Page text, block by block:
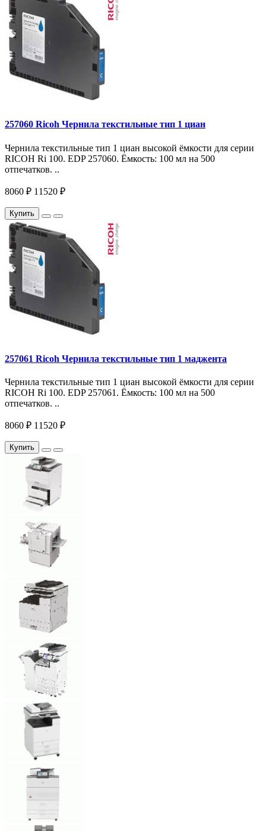
257060 Ricoh Чернила текстильные тип 1 циан
Чернила текстильные тип 1 циан высокой ёмкости для серии
RICOH Ri 100. EDP 257060. Ёмкость: 100 мл на 500
отпечатков. ..
8060 ₽ 11520 ₽
Купить
257061 Ricoh Чернила текстильные тип 1 маджента
Чернила текстильные тип 1 циан высокой ёмкости для серии
RICOH Ri 100. EDP 257061. Ёмкость: 100 мл на 500
отпечатков. ..
8060 ₽ 11520 ₽
Купить